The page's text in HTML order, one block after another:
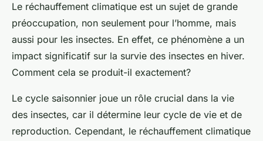
Le réchauffement climatique est un sujet de grande
préoccupation, non seulement pour l’homme, mais
aussi pour les insectes. En effet, ce phénomène a un
impact significatif sur la survie des insectes en hiver.
Comment cela se produit-il exactement?
Le cycle saisonnier joue un rôle crucial dans la vie
des insectes, car il détermine leur cycle de vie et de
reproduction. Cependant, le réchauffement climatique